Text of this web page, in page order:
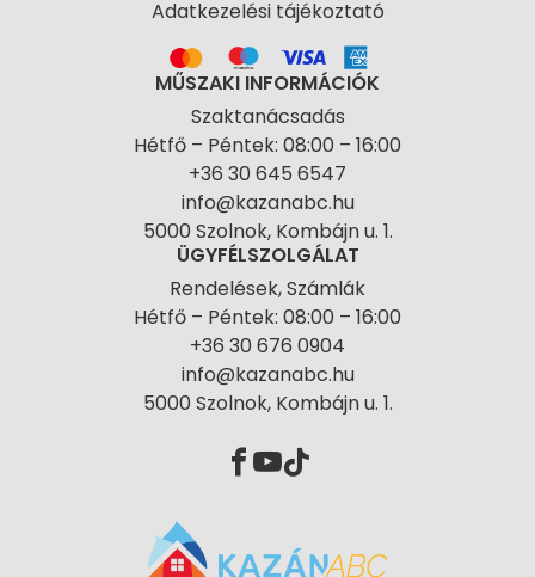
Adatkezelési tájékoztató
MŰSZAKI INFORMÁCIÓK
Szaktanácsadás
Hétfő – Péntek: 08:00 – 16:00
+36 30 645 6547
info@kazanabc.hu
5000 Szolnok, Kombájn u. 1.
ÜGYFÉLSZOLGÁLAT
Rendelések, Számlák
Hétfő – Péntek: 08:00 – 16:00
+36 30 676 0904
info@kazanabc.hu
5000 Szolnok, Kombájn u. 1.